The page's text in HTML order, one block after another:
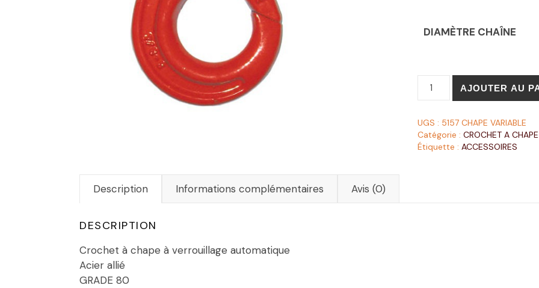
DIAMÈTRE CHAÎNE
AJOUTER AU
UGS : 5157 CHAPE VARIABLE
Catégorie : CROCHET A CHAPE
Étiquette : ACCESSOIRES
Description Informations complémentaires Avis (0)
DESCRIPTION
Crochet à chape à verrouillage automatique
Acier allié
GRADE 80